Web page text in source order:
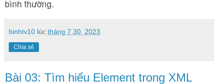
bình thường.
binhtv10 lúc tháng 7 30, 2023
Chia sẻ
Bài 03: Tìm hiểu Element trong XML